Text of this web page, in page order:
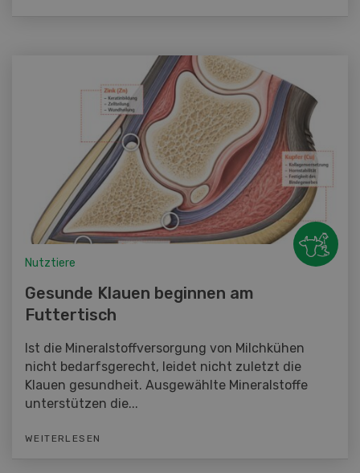
Nutztiere
Gesunde Klauen beginnen am
Futtertisch
Ist die Mineralstoffversorgung von Milchkühen
nicht bedarfsgerecht, leidet nicht zuletzt die
Klauen gesundheit. Ausgewählte Mineralstoffe
unterstützen die...
WEITERLESEN